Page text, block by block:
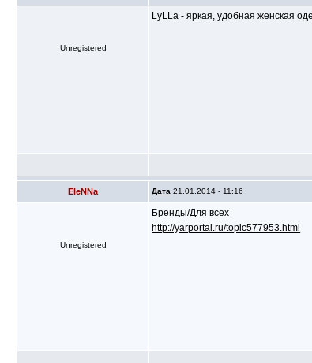
Unregistered
LyLLa - яркая, удобная женская
ЕlеNNa Дата 21.01.2014 - 11:16
Unregistered
Бренды/Для всех
http://yarportal.ru/topic577953.html